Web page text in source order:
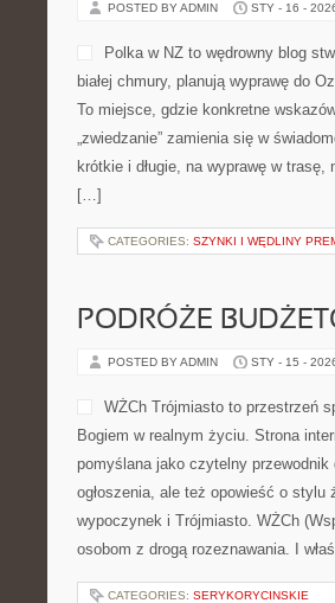
POSTED BY ADMIN STY - 16 -
Polka w NZ to wędrowny blog
białej chmury, planują wyprawę do
To miejsce, gdzie konkretne
„zwiedzanie” zamienia się w
krótkie i długie, na wyprawę w
[…]
CATEGORIES: SZYNKI I WĘDLINY
PODRÓŻE
POSTED BY ADMIN STY - 15 -
WŻCh Trójmiasto to przestrzeń
Bogiem w realnym życiu. Strona
pomyślana jako czytelny
ogłoszenia, ale też opowieść o
wypoczynek i Trójmiasto. WŻCh
osobom z drogą rozeznawania. I
CATEGORIES: SERYKORYCINSKIE